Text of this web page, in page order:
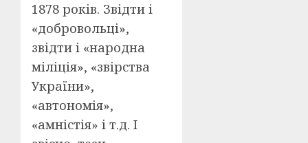
1878 років. Звідти і
«добровольці»,
звідти і «народна
міліція», «звірства
України»,
«автономія»,
«амністія» і т.д. І